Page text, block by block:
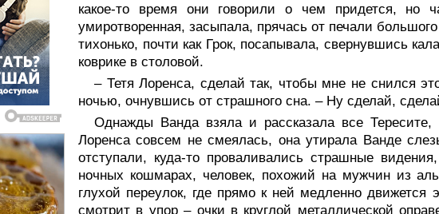
какое-то время они говорили о чем придется, но
умиротворенная, засыпала, прячась от печали
тихонько, почти как Грок, посапывала, свернувшись
коврике в столовой.
– Тетя Лоренса, сделай так, чтобы мне не снился
ночью, очнувшись от страшного сна. – Ну сделай,
Однажды Ванда взяла и рассказала все
Лоренса совсем не смеялась, она утирала Ванде
отступали, куда-то проваливались страшные
ночных кошмарах, человек, похожий на мужчин из
глухой переулок, где прямо к ней медленно
смотрит в упор – очки в круглой металлической